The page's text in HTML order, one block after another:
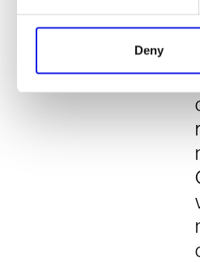
Deny